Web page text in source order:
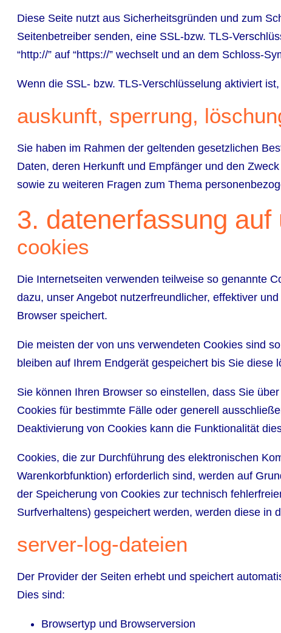
Diese Seite nutzt aus Sicherheitsgründen und zum
Seitenbetreiber senden, eine SSL-bzw. TLS-
“http://” auf “https://” wechselt und an dem Schloss-
Wenn die SSL- bzw. TLS-Verschlüsselung aktiviert
auskunft, sperrung,
Sie haben im Rahmen der geltenden gesetzlichen
Daten, deren Herkunft und Empfänger und den
sowie zu weiteren Fragen zum Thema
3. datenerfassung
cookies
Die Internetseiten verwenden teilweise so genannte
dazu, unser Angebot nutzerfreundlicher, effektiver
Browser speichert.
Die meisten der von uns verwendeten Cookies sind
bleiben auf Ihrem Endgerät gespeichert bis Sie
Sie können Ihren Browser so einstellen, dass Sie
Cookies für bestimmte Fälle oder generell
Deaktivierung von Cookies kann die Funktionalität
Cookies, die zur Durchführung des elektronischen
Warenkorbfunktion) erforderlich sind, werden auf
der Speicherung von Cookies zur technisch
Surfverhaltens) gespeichert werden, werden diese in
server-log-dateien
Der Provider der Seiten erhebt und speichert
Dies sind:
Browsertyp und Browserversion